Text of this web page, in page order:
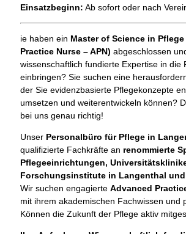
Einsatzbeginn: Ab sofort oder nach
ie haben ein Master of Science in
Practice Nurse – APN) abgeschlossen
wissenschaftlich fundierte Expertise in die
einbringen? Sie suchen eine
der Sie evidenzbasierte Pflegekonzepte
umsetzen und weiterentwickeln können?
bei uns genau richtig!
Unser Personalbüro für Pflege in
qualifizierte Fachkräfte an renommierte
Pflegeeinrichtungen,
Forschungsinstitute in Langenthal und
Wir suchen engagierte Advanced
mit ihrem akademischen Fachwissen und
Können die Zukunft der Pflege aktiv